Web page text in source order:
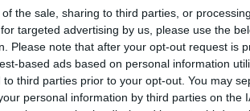
the sale, sharing to third parties, or
targeted advertising by us, please use the
Please note that after your opt-out request is
based ads based on personal information
to third parties prior to your opt-out. You may
personal information by third parties on the